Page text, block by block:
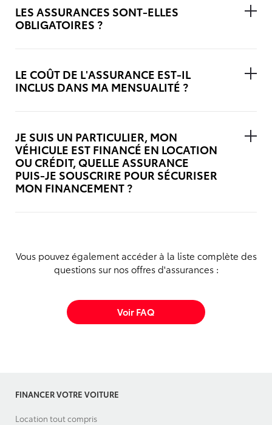
LES ASSURANCES SONT-ELLES
OBLIGATOIRES ?
LE COÛT DE L'ASSURANCE EST-IL
INCLUS DANS MA MENSUALITÉ ?
JE SUIS UN PARTICULIER, MON
VÉHICULE EST FINANCÉ EN LOCATION
OU CRÉDIT, QUELLE ASSURANCE
PUIS-JE SOUSCRIRE POUR SÉCURISER
MON FINANCEMENT ?
Vous pouvez également accéder à la liste complète des
questions sur nos offres d'assurances :
Voir FAQ
FINANCER VOTRE VOITURE
Location tout compris